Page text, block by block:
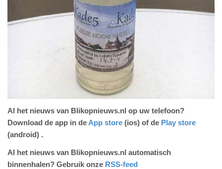
Al het nieuws van Blikopnieuws.nl op uw telefoon?
Download de app in de App store (ios) of de Play store
(android) .
Al het nieuws van Blikopnieuws.nl automatisch
binnenhalen? Gebruik onze RSS-feed